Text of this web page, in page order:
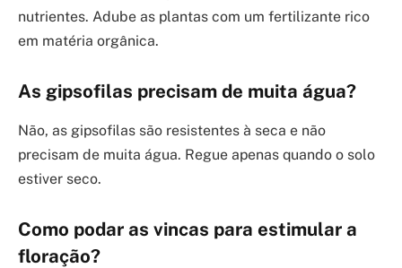
nutrientes. Adube as plantas com um fertilizante rico
em matéria orgânica.
As gipsofilas precisam de muita água?
Não, as gipsofilas são resistentes à seca e não
precisam de muita água. Regue apenas quando o solo
estiver seco.
Como podar as vincas para estimular a
floração?